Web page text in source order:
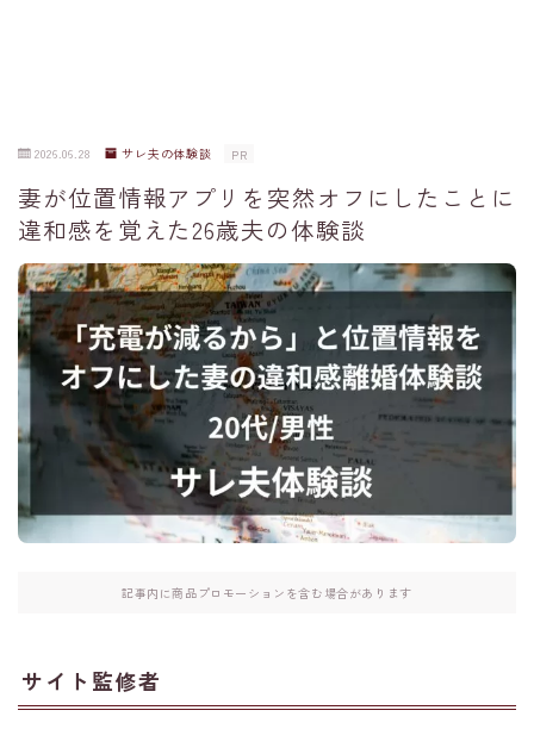
2026.06.28 サレ夫の体験談 PR
妻が位置情報アプリを突然オフにしたことに
違和感を覚えた26歳夫の体験談
記事内に商品プロモーションを含む場合があります
サイト監修者